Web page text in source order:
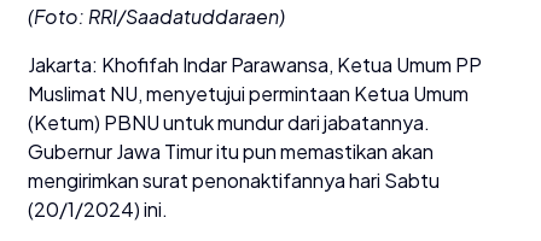
(Foto: RRI/Saadatuddaraen)
Jakarta: Khofifah Indar Parawansa, Ketua Umum PP
Muslimat NU, menyetujui permintaan Ketua Umum
(Ketum) PBNU untuk mundur dari jabatannya.
Gubernur Jawa Timur itu pun memastikan akan
mengirimkan surat penonaktifannya hari Sabtu
(20/1/2024) ini.